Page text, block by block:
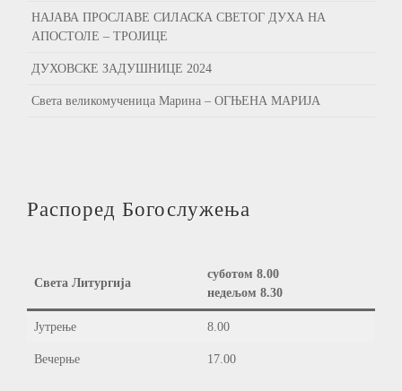
НАЈАВА ПРОСЛАВЕ СИЛАСКА СВЕТОГ ДУХА НА
АПОСТОЛЕ – ТРОЈИЦЕ
ДУХОВСКЕ ЗАДУШНИЦЕ 2024
Света великомученица Марина – ОГЊЕНА МАРИЈА
Распоред Богослужења
Света Литургија
суботом 8.00
недељом 8.30
Јутрење 8.00
Вечерње 17.00